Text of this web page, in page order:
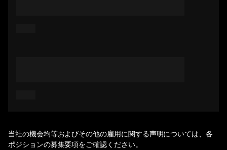
当社の機会均等およびその他の雇用に関する声明については、各
ポジションの募集要項をご確認ください。